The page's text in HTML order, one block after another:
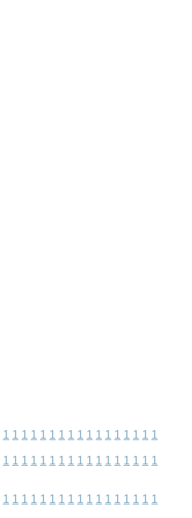
1 1 1 1 1 1 1 1 1 1 1 1 1 1 1 1 1
1 1 1 1 1 1 1 1 1 1 1 1 1 1 1 1 1
1 1 1 1 1 1 1 1 1 1 1 1 1 1 1 1 1